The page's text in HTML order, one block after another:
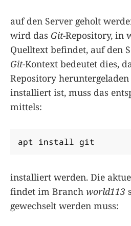
auf den Ser­ver geholt
wird das Git-Repository, in
Quelltext befindet, auf den
Git-Kontext bedeutet dies,
Repository
installiert ist, muss das
mittels:
apt install git
installiert werden. Die
findet im Branch world113
gewechselt werden muss: